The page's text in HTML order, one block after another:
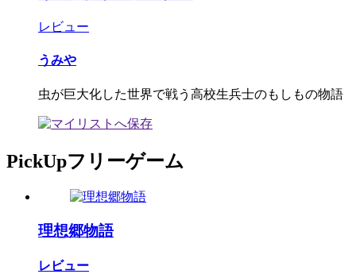
レビュー
うみや
虫が巨大化した世界で戦う高校生兵士のもしもの物語
PickUpフリーゲーム
理想郷物語
レビュー